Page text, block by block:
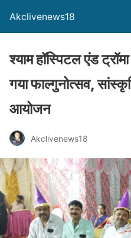
Akclivenews18
श्याम हॉस्पिटल एंड
गया फाल्गुनोत्सव,
आयोजन
Akclivenews18